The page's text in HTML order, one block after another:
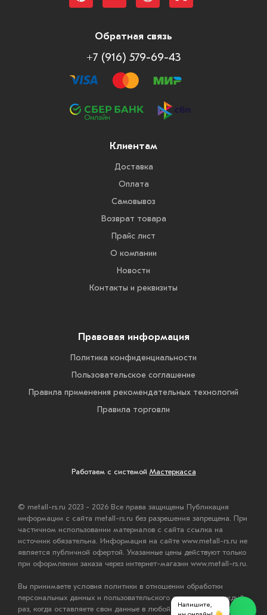
Обратная связь
+7 (916) 579-69-43
Клиентам
Доставка
Оплата
Самовывоз
Возврат товара
Прайс лист
О компании
Новости
Контакты и реквизиты
Правовая информация
Политика конфиденциальности
Пользовательское соглашение
Правила применения рекомендательных технологий
Правила торговли
Работаем с системой Мастеркасса
© metall-rs.ru 2023 - 2026 Все права защищены Публикация
информации с сайта metall-rs.ru без разрешения запрещена. При
частичном использовании материалов с сайта ссылка на
источник обязательна. Информация на сайте www.metall-rs.ru не
является публичной офертой. Указанные цены действуют только
при оформлении заказа через интернет-магазин www.metall-rs.ru.
Вы принимаете условия политики в отношении обработки
персональных данных и пользовательского соглашения каждый
раз, когда оставляете свои данные в любой форме обратной
Напишите,